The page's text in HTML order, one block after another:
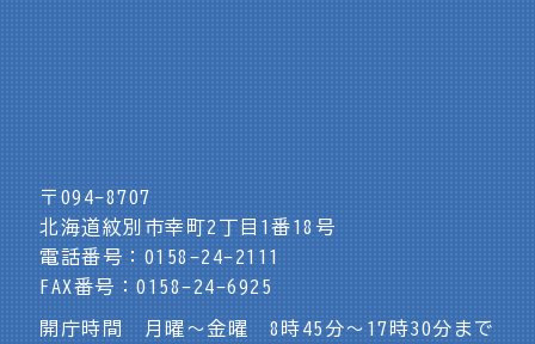
〒094-8707
北海道紋別市幸町2丁目1番18号
電話番号：0158-24-2111
FAX番号：0158-24-6925
開庁時間 月曜～金曜 8時45分～17時30分まで